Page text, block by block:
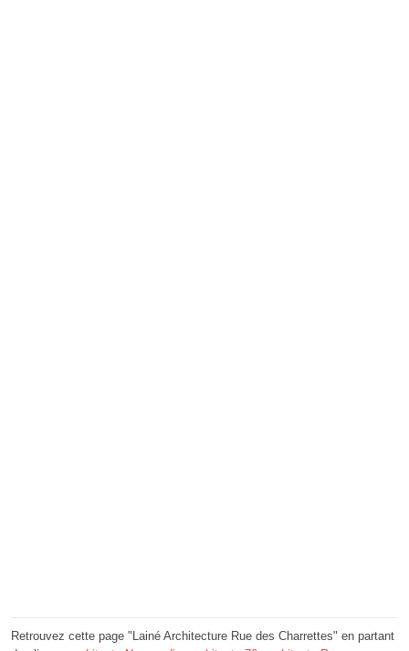
Retrouvez cette page "Lainé Architecture Rue des Charrettes" en partant